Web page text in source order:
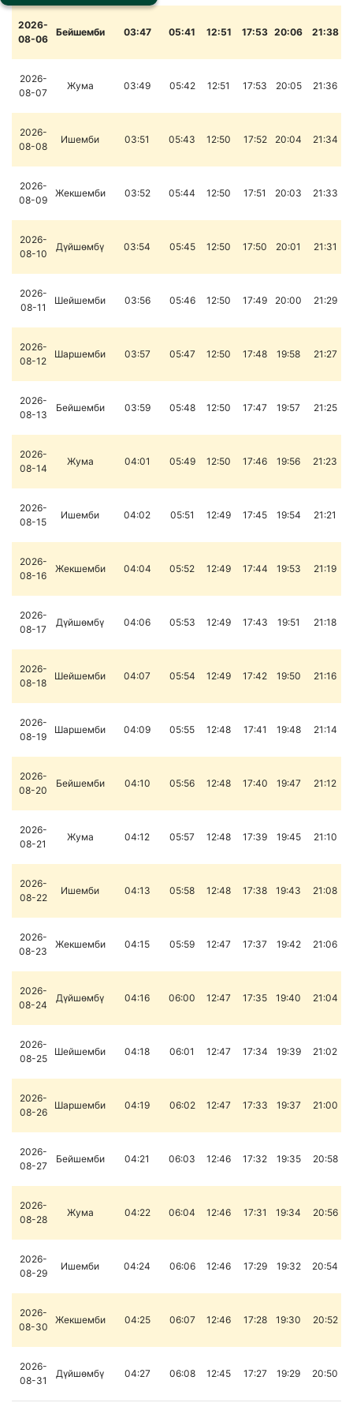
2026-
08-06
Бейшемби 03:47 05:41 12:51 17:53 20:06 21:38
2026-
08-07
Жума 03:49 05:42 12:51 17:53 20:05 21:36
2026-
08-08
Ишемби 03:51 05:43 12:50 17:52 20:04 21:34
2026-
08-09
Жекшемби 03:52 05:44 12:50 17:51 20:03 21:33
2026-
08-10
Дүйшөмбү 03:54 05:45 12:50 17:50 20:01 21:31
2026-
08-11
Шейшемби 03:56 05:46 12:50 17:49 20:00 21:29
2026-
08-12
Шаршемби 03:57 05:47 12:50 17:48 19:58 21:27
2026-
08-13
Бейшемби 03:59 05:48 12:50 17:47 19:57 21:25
2026-
08-14
Жума 04:01 05:49 12:50 17:46 19:56 21:23
2026-
08-15
Ишемби 04:02 05:51 12:49 17:45 19:54 21:21
2026-
08-16
Жекшемби 04:04 05:52 12:49 17:44 19:53 21:19
2026-
08-17
Дүйшөмбү 04:06 05:53 12:49 17:43 19:51 21:18
2026-
08-18
Шейшемби 04:07 05:54 12:49 17:42 19:50 21:16
2026-
08-19
Шаршемби 04:09 05:55 12:48 17:41 19:48 21:14
2026-
08-20
Бейшемби 04:10 05:56 12:48 17:40 19:47 21:12
2026-
08-21
Жума 04:12 05:57 12:48 17:39 19:45 21:10
2026-
08-22
Ишемби 04:13 05:58 12:48 17:38 19:43 21:08
2026-
08-23
Жекшемби 04:15 05:59 12:47 17:37 19:42 21:06
2026-
08-24
Дүйшөмбү 04:16 06:00 12:47 17:35 19:40 21:04
2026-
08-25
Шейшемби 04:18 06:01 12:47 17:34 19:39 21:02
2026-
08-26
Шаршемби 04:19 06:02 12:47 17:33 19:37 21:00
2026-
08-27
Бейшемби 04:21 06:03 12:46 17:32 19:35 20:58
2026-
08-28
Жума 04:22 06:04 12:46 17:31 19:34 20:56
2026-
08-29
Ишемби 04:24 06:06 12:46 17:29 19:32 20:54
2026-
08-30
Жекшемби 04:25 06:07 12:46 17:28 19:30 20:52
2026-
08-31
Дүйшөмбү 04:27 06:08 12:45 17:27 19:29 20:50